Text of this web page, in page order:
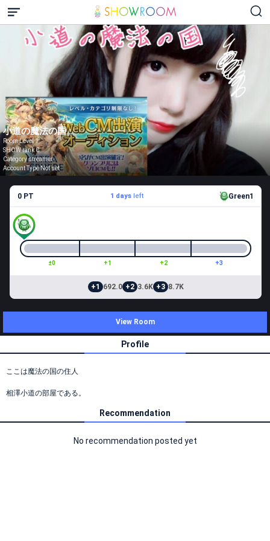
小道の魔法の国
Room Level 1
SHOW rank C
Category streamer
Account Type Not set
0 PT 1 daysleft Green1
±0 +1 +2 +3
+1 692.0 +2 3.6K +3 8.7K
View Room
Profile
ここは魔法の国の住人
相澤小道の部屋である。
Recommendation
No recommendation posted yet